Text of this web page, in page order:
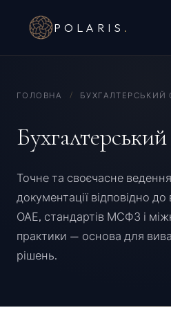
POLARIS .
ГОЛОВНА / БУХГАЛТЕРСЬКИЙ
Бухгалтерський
Точне та своєчасне
документації відповідно
ОАЕ, стандартів МСФЗ і
практики — основа для
рішень.